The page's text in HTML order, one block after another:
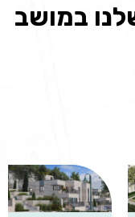
במושב